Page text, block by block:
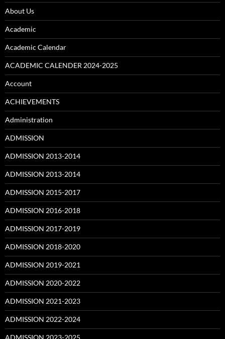
About Us
Academic
Academic Calendar
ACADEMIC CALENDER 2024-2025
Account
ACHIEVEMENTS
Administration
ADMISSION
ADMISSION 2013-2014
ADMISSION 2013-2014
ADMISSION 2015-2017
ADMISSION 2016-2018
ADMISSION 2017-2019
ADMISSION 2018-2020
ADMISSION 2019-2021
ADMISSION 2020-2022
ADMISSION 2021-2023
ADMISSION 2022-2024